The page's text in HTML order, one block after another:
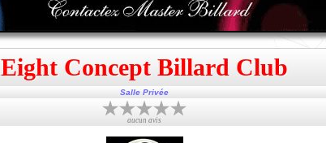
Eight Concept Billard Club
Salle Privée
aucun avis